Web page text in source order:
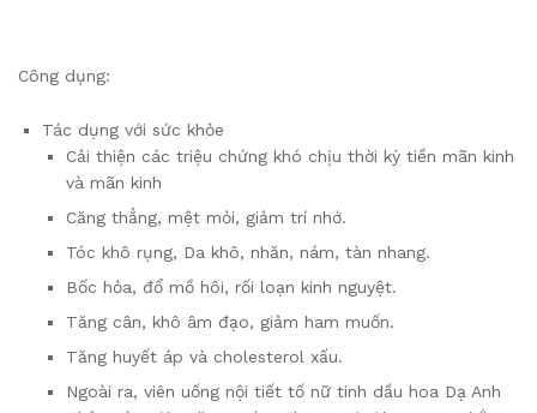
Công dụng:
Tác dụng với sức khỏe
Cải thiện các triệu chứng khó chịu thời kỳ tiền mãn kinh
và mãn kinh
Căng thẳng, mệt mỏi, giảm trí nhớ.
Tóc khô rụng, Da khô, nhăn, nám, tàn nhang.
Bốc hỏa, đổ mồ hôi, rối loạn kinh nguyệt.
Tăng cân, khô âm đạo, giảm ham muốn.
Tăng huyết áp và cholesterol xấu.
Ngoài ra, viên uống nội tiết tố nữ tinh dầu hoa Dạ Anh